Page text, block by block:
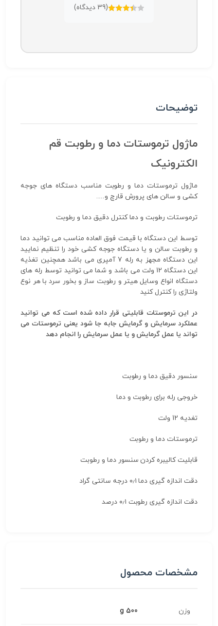
(
39 دیدگاه)
توضیحات
ماژول ترموستات دما و رطوبت قم
الکترونیک
ماژول ترموستات دما و رطوبت مناسب دستگاه های جوجه
کشی و سالن های پرورش قارچ و….
ترموستات رطوبت و دما کنترل دقیق دما و رطوبت
توسط این دستگاه با قیمت فوق العاده مناسب می توانید دما
و رطوبت سالن و یا دستگاه جوجه کشی خود را تنظیم نمایید
این دستگاه مجهز به رله 7 آمپری می باشد همچنین تغذیه
این دستگاه 12 ولت می باشد و شما می توانید توسط رله های
دستگاه انواع وسایل هیتر و رطوبت ساز و بخور سرد با هر نوع
ولتاژی را کنترل کنید
در این ترموستات قابلیتی قرار داده شده است که می توانید
عملکرد سرمایش و گرمایش جابه جا شود یعنی ترموستات می
تواند یا عمل گرمایش و یا عمل سرمایش را انجام دهد
سنسور دقیق دما و رطوبت
خروجی رله برای رطوبت و دما
تغدیه 12 ولت
ترموستات دما و رطوبت
قابلیت کالیبره کردن سنسور دما و رطوبت
دقت اندازه گیری دما ۰٫۱ درجه سانتی گراد
دقت اندازه گیری رطوبت ۰٫۱ درصد
مشخصات محصول
وزن 500 g